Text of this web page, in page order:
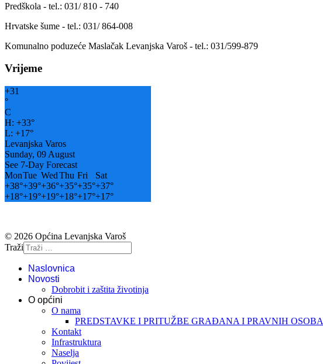
Predškola - tel.: 031/ 810 - 740
Hrvatske šume - tel.: 031/ 864-008
Komunalno poduzeće Maslačak Levanjska Varoš - tel.: 031/599-879
Vrijeme
+31
°
C
H: +33°
L: +17°
Levanjska Varos
Sunday, 09 August
See 7-Day Forecast
MonTue WedThu Fri
Sat
+38°+39°+36°+35°+35°+37°
+18°+19°+19°+18°+17°+17°
© 2026 Općina Levanjska Varoš
Traži
Naslovnica
Novosti
Dobrobit i zaštita životinja
O općini
O nama
PREDSTAVKE I PRITUŽBE GRAĐANA I PRAVNIH OSOBA
Kontakt
Infrastruktura
Naselja